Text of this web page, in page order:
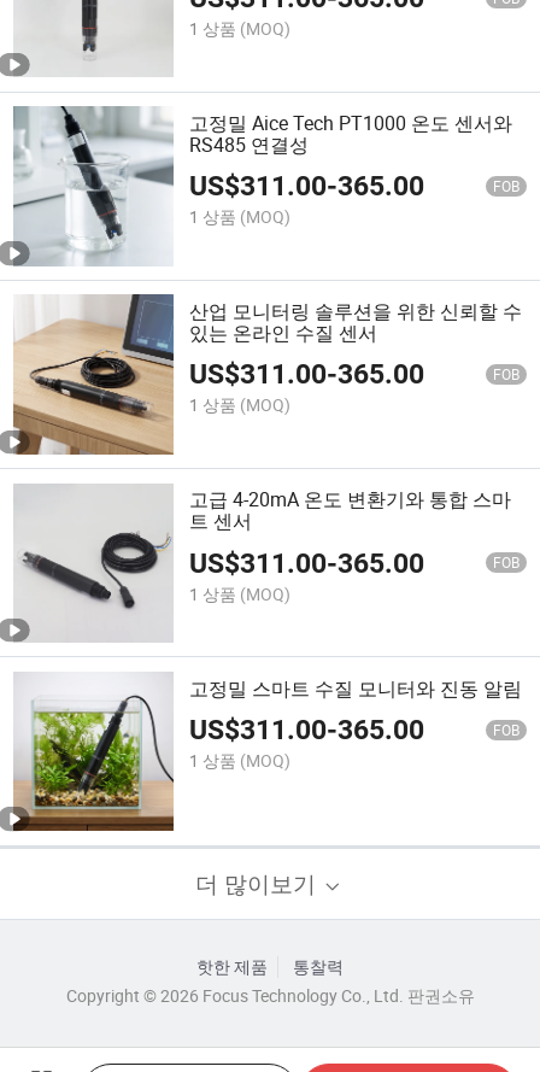
1 상품 (MOQ)
고정밀 Aice Tech PT1000 온도 센서와
RS485 연결성
US$311.00-365.00 FOB
1 상품 (MOQ)
산업 모니터링 솔루션을 위한 신뢰할 수
있는 온라인 수질 센서
US$311.00-365.00 FOB
1 상품 (MOQ)
고급 4-20mA 온도 변환기와 통합 스마
트 센서
US$311.00-365.00 FOB
1 상품 (MOQ)
고정밀 스마트 수질 모니터와 진동 알림
US$311.00-365.00 FOB
1 상품 (MOQ)
더 많이보기
핫한 제품
통찰력
Copyright © 2026 Focus Technology Co., Ltd. 판권소유